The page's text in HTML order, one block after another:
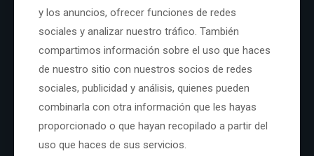
Nuestros Servicios
Oftalmológicos
¡Somos salud visual para su mascota!
y los anuncios, ofrecer funciones de redes
sociales y analizar nuestro tráfico. También
compartimos información sobre el uso que haces
de nuestro sitio con nuestros socios de redes
sociales, publicidad y análisis, quienes pueden
combinarla con otra información que les hayas
proporcionado o que hayan recopilado a partir del
uso que haces de sus servicios.